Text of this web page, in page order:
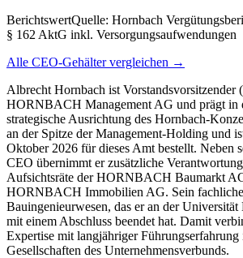
BerichtswertQuelle: Hornbach
§ 162 AktG inkl. Versorgungsaufwendungen
Alle CEO-Gehälter vergleichen →
Albrecht Hornbach ist Vorstandsvorsitzender
HORNBACH Management AG und prägt in
strategische Ausrichtung des Hornbach-
an der Spitze der Management-Holding und
Oktober 2026 für dieses Amt bestellt. Neben
CEO übernimmt er zusätzliche
Aufsichtsräte der HORNBACH Baumarkt
HORNBACH Immobilien AG. Sein
Bauingenieurwesen, das er an der
mit einem Abschluss beendet hat. Damit
Expertise mit langjähriger Führungserfahrung
Gesellschaften des Unternehmensverbunds.